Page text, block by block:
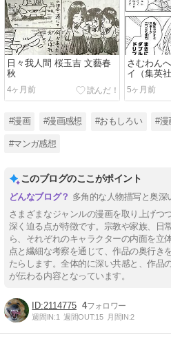
日々我人間 桜玉吉 文藝春
秋
4ヶ月前
さむわん
イ（集英社
5ヶ月前
#漫画 #漫画感想 #おもしろい #漫
#マンガ感想
このブログのここがポイント
多角的な人物描写と奥深
さまざまなジャンルの漫画を取り上げつ
深く迫る点が特徴です。宗教や家族、日
ら、それぞれのキャラクターの内面を立
点と繊細な考察を通じて、作品の奥行き
たらします。全体的に深い共感と、作品
が伝わる内容となっています。
2114775 4
週間IN:1 週間OUT:15 月間IN:2